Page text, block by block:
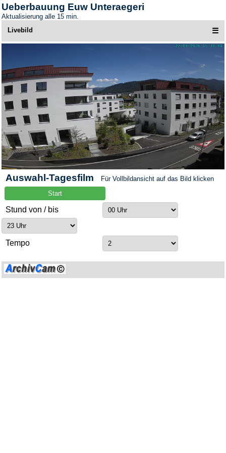
Ueberbauung Euw Unteraegeri
Aktualisierung alle 15 min.
Livebild
☰
Auswahl-Tagesfilm Für Vollbildansicht auf das Bild klicken
Stund von / bis
Tempo